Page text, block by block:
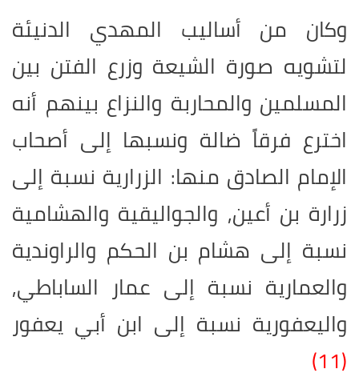
وكان من أساليب المهدي الدنيئة
لتشويه صورة الشيعة وزرع الفتن بين
المسلمين والمحاربة والنزاع بينهم أنه
اخترع فرقاً ضالة ونسبها إلى أصحاب
الإمام الصادق منها: الزرارية نسبة إلى
زرارة بن أعين, والجواليقية والهشامية
نسبة إلى هشام بن الحكم والراوندية
والعمارية نسبة إلى عمار الساباطي,
واليعفورية نسبة إلى ابن أبي يعفور
(11)